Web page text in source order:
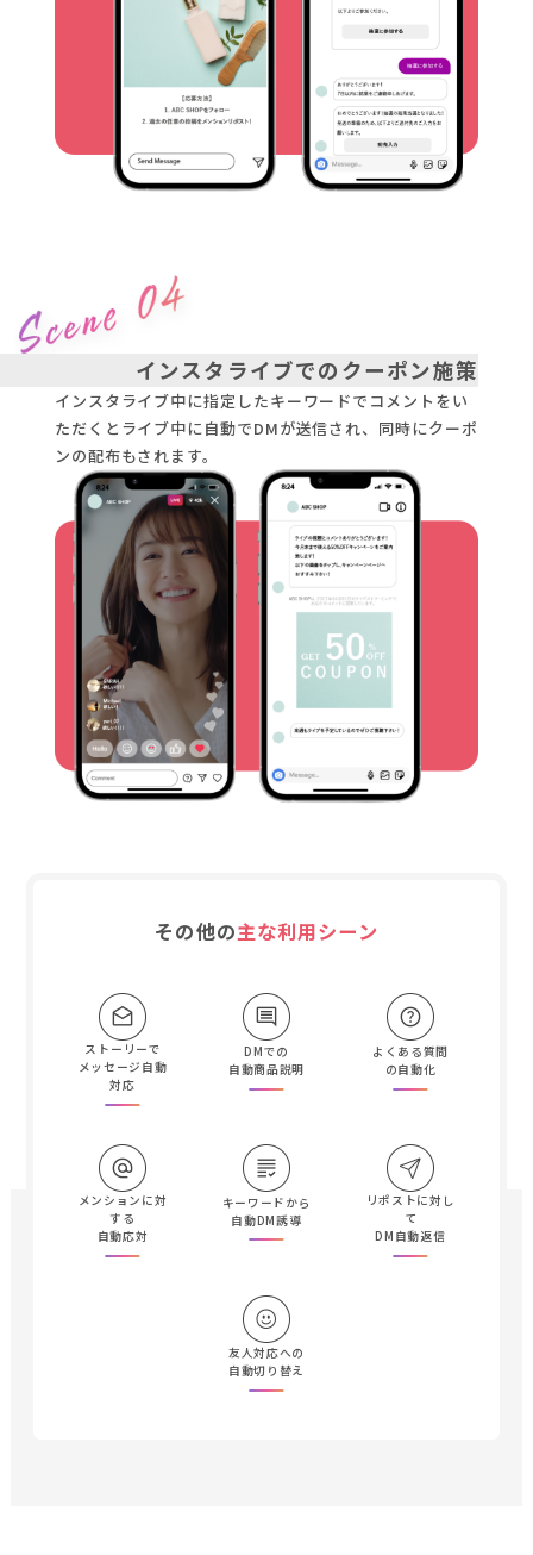
インスタライブでのクーポン施策
インスタライブ中に指定したキーワードでコメントをい
ただくとライブ中に自動でDMが送信され、同時にクーポ
ンの配布もされます。
その他の主な利用シーン
ストーリーで
メッセージ自動
対応
DMでの
自動商品説明
よくある質問
の自動化
メンションに対
する
自動応対
キーワードから
自動DM誘導
リポストに対し
て
DM自動返信
友人対応への
自動切り替え